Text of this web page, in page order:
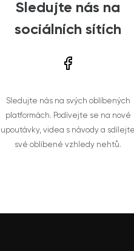
Sledujte nás na
sociálních sítích
Sledujte nás na svých oblíbených
platformách. Podívejte se na nové
upoutávky, videa s návody a sdílejte
své oblíbené vzhledy nehtů.